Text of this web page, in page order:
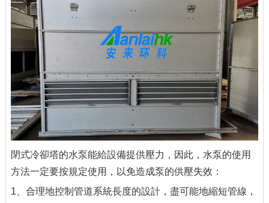
閉式冷卻塔的水泵能給設備提供壓力，因此，水泵的使用
方法一定要按規定使用，以免造成泵的供壓失效：
1、合理地控制管道系統長度的設計，盡可能地縮短管線，